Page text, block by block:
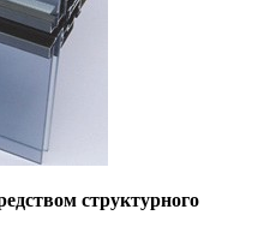
структурного